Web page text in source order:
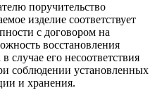
поручительство
изделие соответствует
с договором на
восстановления
случае его несоответствия
соблюдении установленных
и хранения.